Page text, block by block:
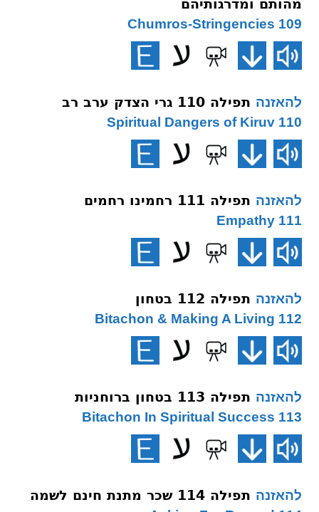
מהותם ומדרגותיהם
109 Chumros-Stringencies
להאזנה תפילה 110 גרי הצדק ערב רב
110 Spiritual Dangers of Kiruv
להאזנה תפילה 111 רחמינו רחמים
111 Empathy
להאזנה תפילה 112 בטחון
112 Bitachon & Making A Living
להאזנה תפילה 113 בטחון ברוחניות
113 Bitachon In Spiritual Success
להאזנה תפילה 114 שכר מתנת חינם לשמה